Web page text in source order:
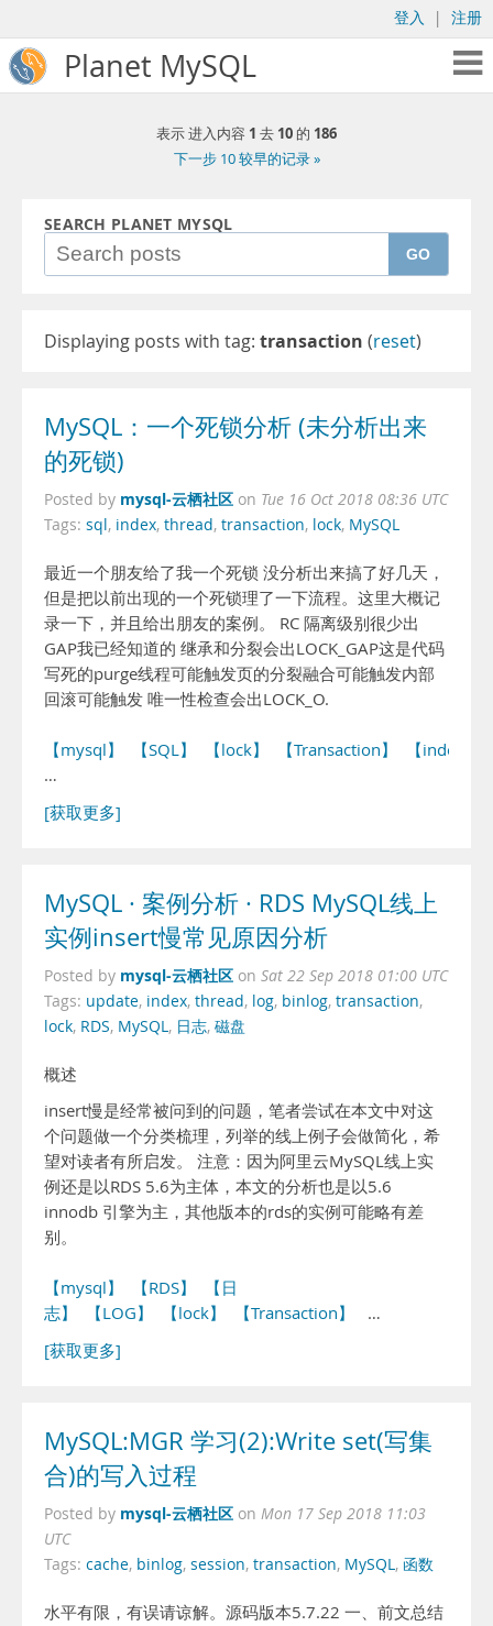
登入 | 注册
Planet MySQL
表示 进入内容 1 去 10 的 186
下一步 10 较早的记录 »
SEARCH PLANET MYSQL
GO
Displaying posts with tag: transaction (reset)
MySQL：一个死锁分析 (未分析出来
的死锁)
Posted by mysql-云栖社区 on Tue 16 Oct 2018 08:36 UTC
Tags: sql, index, thread, transaction, lock, MySQL
最近一个朋友给了我一个死锁 没分析出来搞了好几天，
但是把以前出现的一个死锁理了一下流程。这里大概记
录一下，并且给出朋友的案例。 RC 隔离级别很少出
GAP我已经知道的 继承和分裂会出LOCK_GAP这是代码
写死的purge线程可能触发页的分裂融合可能触发内部
回滚可能触发 唯一性检查会出LOCK_O.
【mysql】 【SQL】 【lock】 【Transaction】
【index】
…
[获取更多]
MySQL · 案例分析 · RDS MySQL线上
实例insert慢常见原因分析
Posted by mysql-云栖社区 on Sat 22 Sep 2018 01:00 UTC
Tags: update, index, thread, log, binlog, transaction,
lock, RDS, MySQL, 日志, 磁盘
概述
insert慢是经常被问到的问题，笔者尝试在本文中对这
个问题做一个分类梳理，列举的线上例子会做简化，希
望对读者有所启发。 注意：因为阿里云MySQL线上实
例还是以RDS 5.6为主体，本文的分析也是以5.6
innodb 引擎为主，其他版本的rds的实例可能略有差
别。
【mysql】 【RDS】
【日
志】
【LOG】 【lock】 【Transaction】
…
[获取更多]
MySQL:MGR 学习(2):Write set(写集
合)的写入过程
Posted by mysql-云栖社区 on Mon 17 Sep 2018 11:03
UTC
Tags: cache, binlog, session, transaction, MySQL, 函数
水平有限，有误请谅解。源码版本5.7.22 一、前文总结